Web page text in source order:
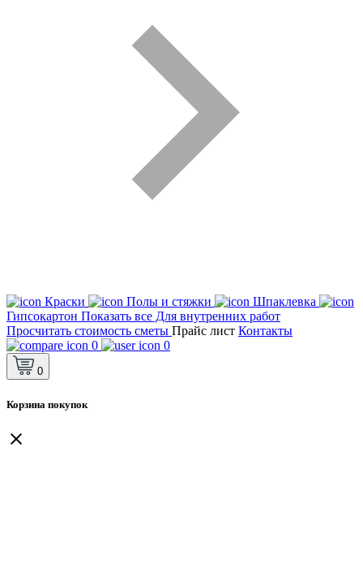
Краски Полы и стяжки
Шпаклевка
Гипсокартон Показать все Для внутренних работ
Просчитать стоимость сметы Прайс лист Контакты
0
0
0
Корзина покупок